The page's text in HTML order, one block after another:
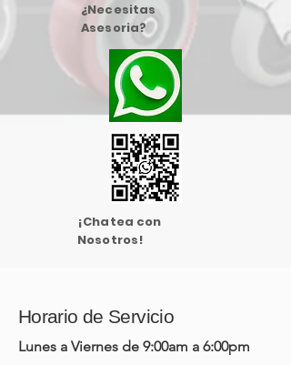
¿Necesitas
Asesoria?
¡Chatea con
Nosotros!
Horario de Servicio
Lunes a Viernes de 9:00am a 6:00pm